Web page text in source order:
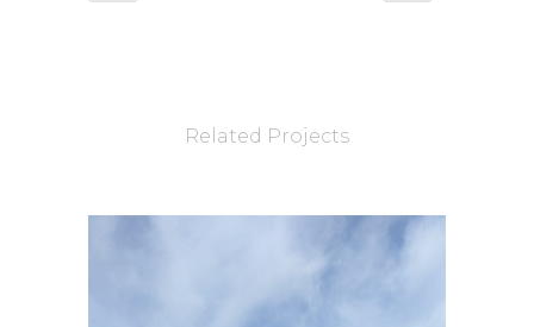
Related Projects